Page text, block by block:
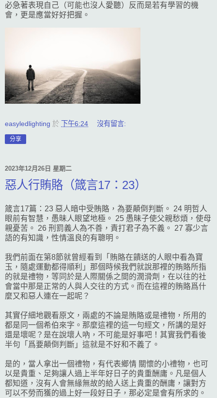
必急著表現自己（可能也沒人愛聽）反而是若有學習的機
會，更是應當好好把握。
easyledlighting 於 下午6:24 沒有留言:
分享
2023年12月26日 星期二
惡人行賄賂（箴言17：23）
箴言17篇：23 惡人暗中受賄賂，為要顛倒判斷。 24 明哲人
眼前有智慧，愚昧人眼望地極。 25 愚昧子使父親愁煩，使母
親憂苦。 26 刑罰義人為不善，責打君子為不義。 27 寡少言
語的有知識，性情溫良的有聰明。
我們前面在第8節就曾經看到「賄賂在饋送的人眼中看為寶
玉，隨處運動都得順利」那個時候我們就說那裡的賄賂所指
的就是禮物，等同於是人際關係之間的潤滑劑，在以往的社
會當中那是正常的人與人交往的方式。而在這裡的賄賂爲什
麼又和惡人連在一起呢？
其實仔細地觀看原文，兩處的不論是賄賂或是禮物，所用的
都是同一個希伯來字。那麼這裡的這一句經文，所講的是好
還是壞呢？是在說壞人吶，不可能是好事吧！其實我們看後
半句「爲要顛倒判斷」這就是不好和不義了。
是的，當人拿出一個禮物，有代表鄉情 關懷的小禮物，也可
以是貴重、足夠讓人過上半年好日子的貴重酬庸。凡是個人
都知道，沒有人會無緣無故的給人送上貴重的酬庸，讓對方
可以不勞而獲的過上好一段好日子，那必定是會有所求的。